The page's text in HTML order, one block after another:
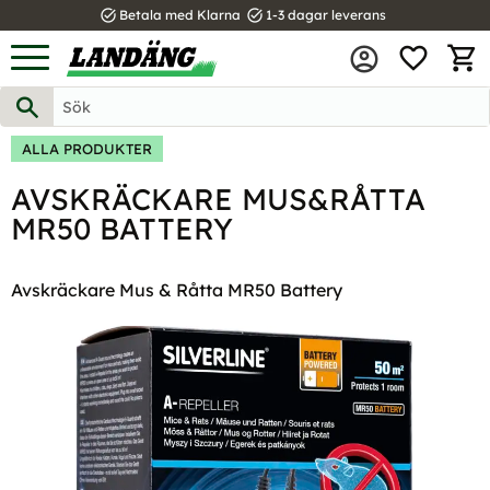
Meny
task_alt Betala med Klarna task_alt 1-3 dagar leverans
ALLA PRODUKTER
AVSKRÄCKARE MUS&RÅTTA
MR50 BATTERY
Avskräckare Mus & Råtta MR50 Battery